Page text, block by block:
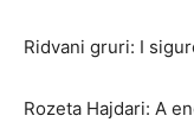
Ridvani gruri: I
Rozeta Hajdari: A